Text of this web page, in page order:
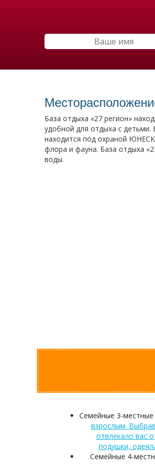
База отдыха «27 регион»
удобной для отдыха с детьми.
находится под охраной
флора и фауна. База отдыха
воды.
Семейные 3-местные
взрослым.
отвлекало вас
подушки,
Семейные 4-